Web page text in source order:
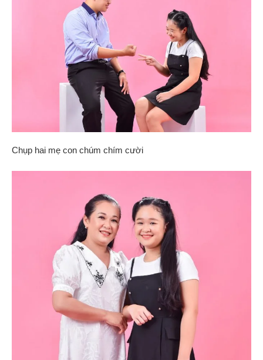
Chụp hai mẹ con chúm chím cười